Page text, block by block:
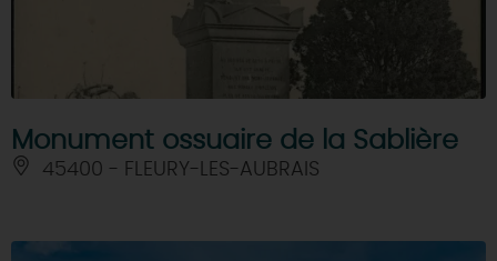
Monument ossuaire de la Sablière
45400 - FLEURY-LES-AUBRAIS